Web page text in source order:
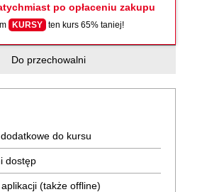
po opłaceniu zakupu
KURSY ten kurs 65% taniej!
Do przechowalni
dodatkowe do kursu
dostęp
(także offline)